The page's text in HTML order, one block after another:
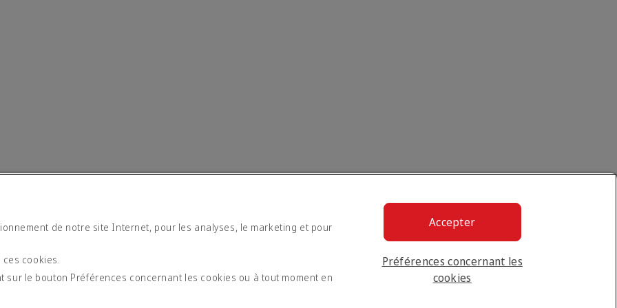
de notre site Internet, pour les analyses, le marketing et pour
ces cookies.
le bouton Préférences concernant les cookies ou à tout moment en
Préférences concernant les
cookies
Accepter